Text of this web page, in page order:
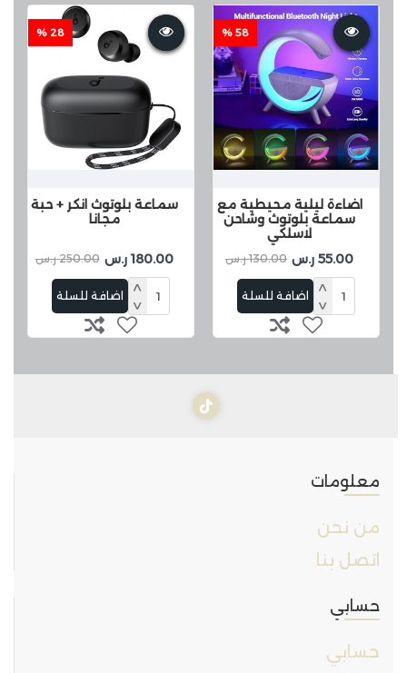
58 %
اضاءة ليلية محيطية مع
سماعة بلوتوث وشاحن
لاسلكي
55.00 ر.س
130.00 ر.س
اضافة للسلة
28 %
سماعة بلوتوث انكر + حبة
مجانا
180.00 ر.س 250.00 ر.س
اضافة للسلة
معلومات
من نحن
اتصل بنا
حسابي
حسابي